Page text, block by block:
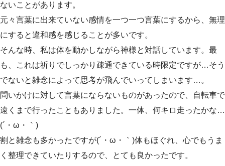
ないことがあります。
元々言葉に出来ていない感情を一つ一つ言葉にするから、無理
にすると違和感を感じることが多いです。
そんな時、私は体を動かしながら神様と対話しています。最
も、これは祈りでしっかり疎通できている時限定ですが…そう
でないと雑念によって思考が飛んでいってしまいます…。
問いかけに対して言葉にならないものがあったので、自転車で
遠くまで行ったこともありました。一体、何キロ走ったかな…
(´・ω・｀)
割と雑念も多かったですが(´・ω・｀)体もほぐれ、心でもうま
く整理できていたりするので、とても良かったです。